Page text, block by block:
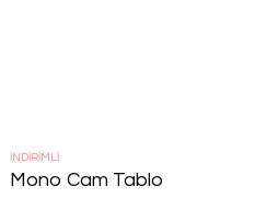
İNDİRİMLİ
Mono Cam Tablo